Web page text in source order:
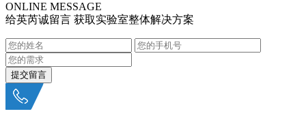
ONLINE MESSAGE
给英芮诚留言 获取实验室整体解决方案